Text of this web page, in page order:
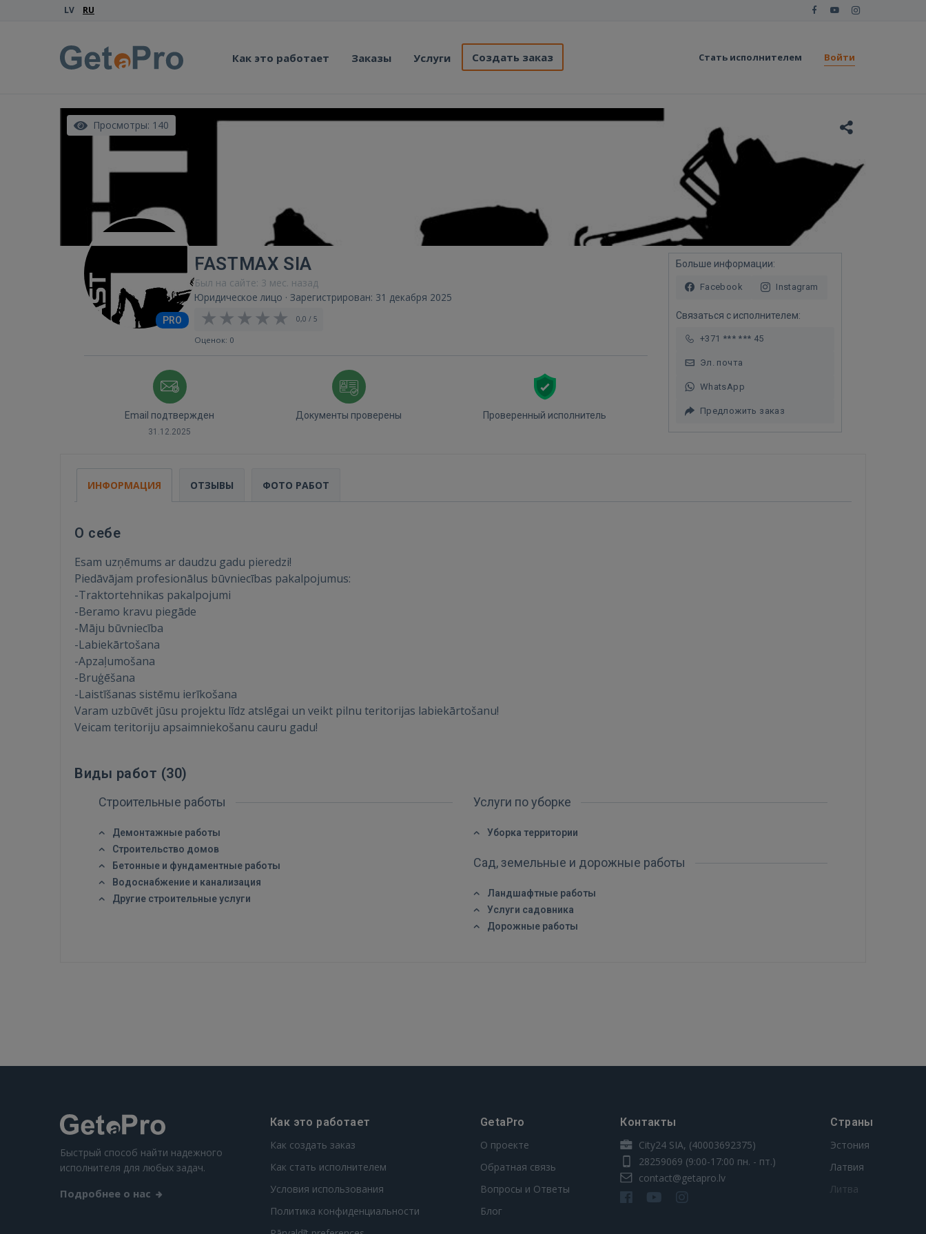
LV RU
Как это работает Заказы Услуги Создать заказ Стать исполнителем Войти
Забыли пароль?
 Sign in with Apple
Ещё не зарегистрированы?
РЕГИСТРАЦИЯ
Просмотры: 140
PRO
FASTMAX SIA
Был на сайте: 3 мес. назад
Юридическое лицо · Зарегистрирован: 31 декабря 2025
0,0 / 5
Оценок: 0
Email подтвержден
31.12.2025
Документы проверены Проверенный исполнитель
Больше информации:
Facebook Instagram
Связаться с исполнителем:
+371 *** *** 45
Эл. почта
WhatsApp
Предложить заказ
ИНФОРМАЦИЯ ОТЗЫВЫ ФОТО РАБОТ
О себе
Esam uzņēmums ar daudzu gadu pieredzi!
Piedāvājam profesionālus būvniecības pakalpojumus:
-Traktortehnikas pakalpojumi
-Beramo kravu piegāde
-Māju būvniecība
-Labiekārtošana
-Apzaļumošana
-Bruģēšana
-Laistīšanas sistēmu ierīkošana
Varam uzbūvēt jūsu projektu līdz atslēgai un veikt pilnu teritorijas labiekārtošanu!
Veicam teritoriju apsaimniekošanu cauru gadu!
Виды работ (30)
Строительные работы
Демонтажные работы
Строительство домов
Бетонные и фундаментные работы
Водоснабжение и канализация
Другие строительные услуги
Услуги по уборке
Уборка территории
Сад, земельные и дорожные работы
Ландшафтные работы
Услуги садовника
Дорожные работы
Быстрый способ найти надежного
исполнителя для любых задач.
Подробнее о нас
Как это работает
Как создать заказ
Как стать исполнителем
Условия использования
Политика конфиденциальности
GetaPro
О проекте
Обратная связь
Вопросы и Ответы
Блог
Контакты
City24 SIA, (40003692375)
28259069 (9:00-17:00 пн. - пт.)
contact@getapro.lv
Страны
Эстония
Латвия
Литва